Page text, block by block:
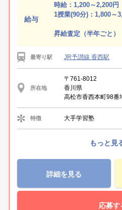
給与
時給：1,200～2,200円
1授業(90分)：1,800～
昇給査定（半年ごと）
最寄り駅 JR予讃線 香西駅
所在地
〒761-8012
香川県
高松市香西本町98番
特徴 大手学習塾
もっと見
詳細を見る
応募す